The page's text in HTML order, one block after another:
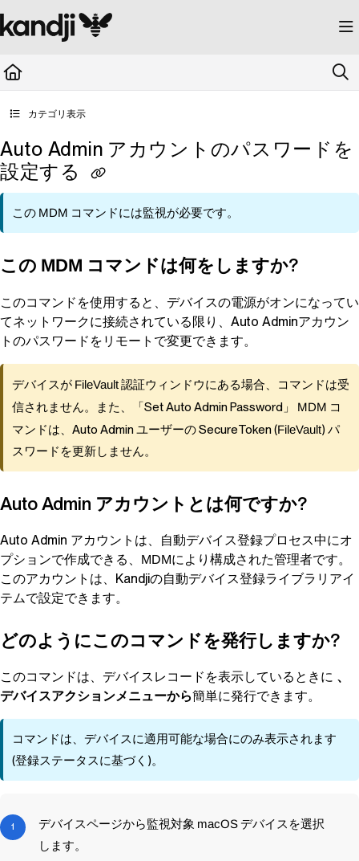
Documentation Index
Fetch the complete documentation index at: https://kandji.document360.io/
カテゴリ表示
Auto Admin アカウントのパスワードを
設定する
この MDM コマンドには監視が必要です。
この MDM コマンドは何をしますか?
このコマンドを使用すると、デバイスの電源がオンになってい
てネットワークに接続されている限り、Auto Adminアカウン
トのパスワードをリモートで変更できます。
デバイスが FileVault認証ウィンドウにある場合、コマンドは受
信されません。また、「Set Auto Admin Password」 MDM コ
マンドは、Auto Admin ユーザーの SecureToken (FileVault) パ
スワードを更新しません。
Auto Admin アカウントとは何ですか?
Auto Admin アカウントは、自動デバイス登録プロセス中にオ
プションで作成できる、
MDMにより構成された管理者です。
このアカウントは、
Kandjiの自動デバイス登録ライブラリアイ
テムで設定できます。
どのようにこのコマンドを発行しますか?
このコマンドは、デバイスレコードを表示しているときに 、
デバイスアクションメニューから簡単に発行できます。
コマンドは、デバイスに適用可能な場合にのみ表示されます
(登録ステータスに基づく)。
デバイスページから監視対象 macOS デバイスを選択
します。